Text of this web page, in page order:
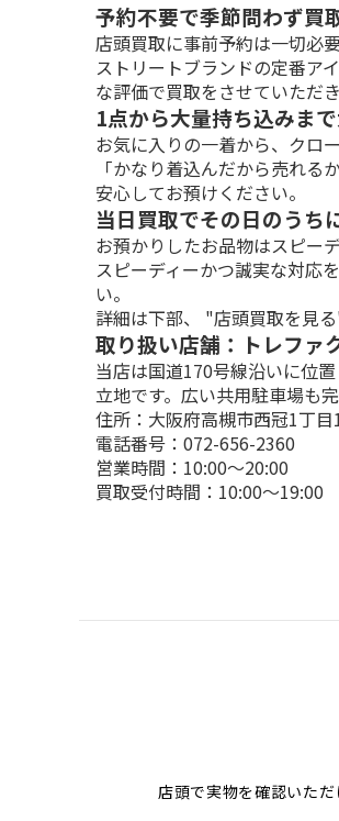
予約不要で季節問わず買
店頭買取に事前予約は一切必
ストリートブランドの定番ア
な評価で買取をさせていただき
1点から大量持ち込みま
お気に入りの一着から、クロ
「かなり着込んだから売れる
安心してお預けください。
当日買取でその日のうち
お預かりしたお品物はスピー
スピーディーかつ誠実な対応
い。
詳細は下部、 "店頭買取を見
取り扱い店舗：トレファ
当店は国道170号線沿いに位
立地です。広い共用駐車場も
住所：大阪府高槻市西冠1丁目
電話番号：072-656-2360
営業時間：10:00～20:00
買取受付時間：10:00～19:00
店頭で実物を確認いた